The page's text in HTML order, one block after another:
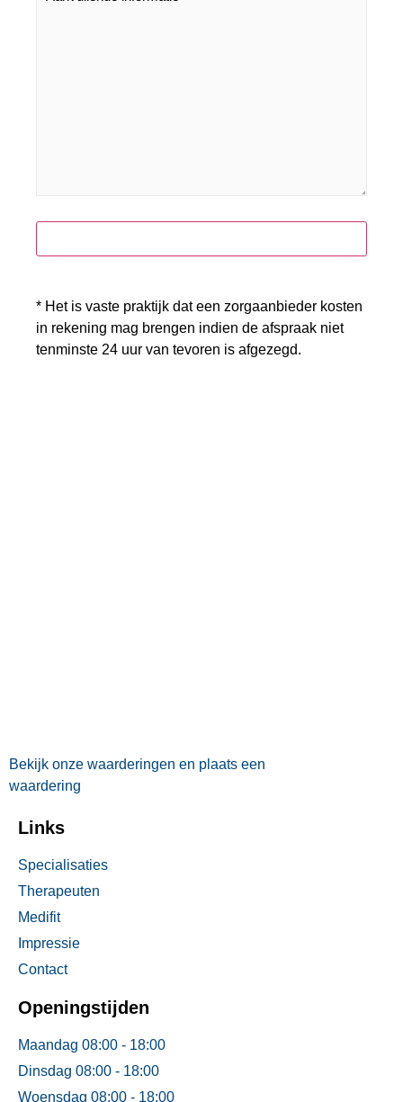
* Het is vaste praktijk dat een zorgaanbieder kosten
in rekening mag brengen indien de afspraak niet
tenminste 24 uur van tevoren is afgezegd.
Bekijk onze waarderingen en plaats een
waardering
Links
Specialisaties
Therapeuten
Medifit
Impressie
Contact
Openingstijden
Maandag 08:00 - 18:00
Dinsdag 08:00 - 18:00
Woensdag 08:00 - 18:00